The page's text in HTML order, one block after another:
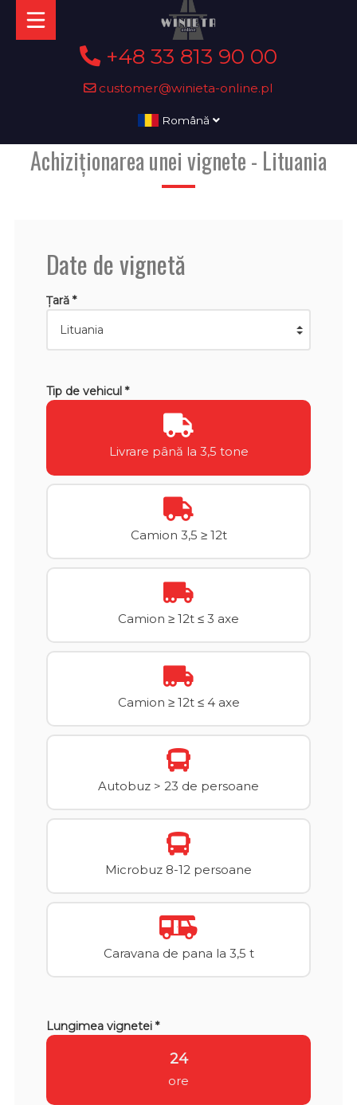
+48 33 813 90 00
customer@winieta-online.pl
Română
Achiziționarea unei vignete - Lituania
Date de vignetă
Țară *
Tip de vehicul *
Livrare până la 3,5 tone
Camion 3,5 ≥ 12t
Camion ≥ 12t ≤ 3 axe
Camion ≥ 12t ≤ 4 axe
Autobuz > 23 de persoane
Microbuz 8-12 persoane
Caravana de pana la 3,5 t
Lungimea vignetei *
24
ore